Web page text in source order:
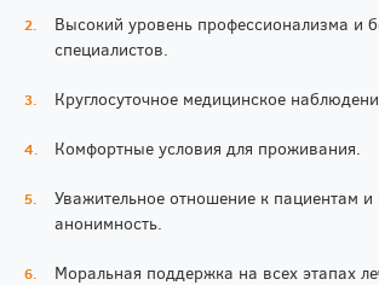
Высокий уровень профессионализма и
специалистов.
Круглосуточное медицинское
Комфортные условия для проживания.
Уважительное отношение к пациентам и
анонимность.
Моральная поддержка на всех этапах